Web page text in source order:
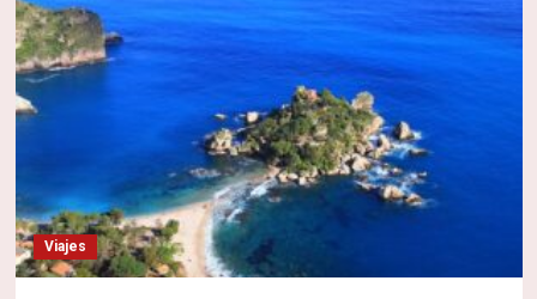
una
luna
de
miel
Viajes